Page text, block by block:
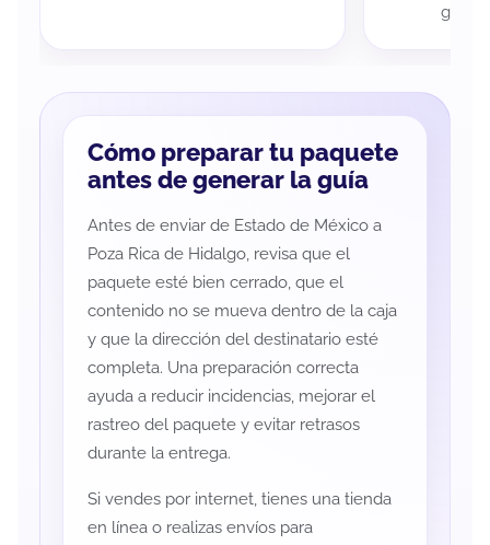
guía
Cómo preparar tu paquete
antes de generar la guía
Antes de enviar de Estado de México a
Poza Rica de Hidalgo, revisa que el
paquete esté bien cerrado, que el
contenido no se mueva dentro de la caja
y que la dirección del destinatario esté
completa. Una preparación correcta
ayuda a reducir incidencias, mejorar el
rastreo del paquete y evitar retrasos
durante la entrega.
Si vendes por internet, tienes una tienda
en línea o realizas envíos para